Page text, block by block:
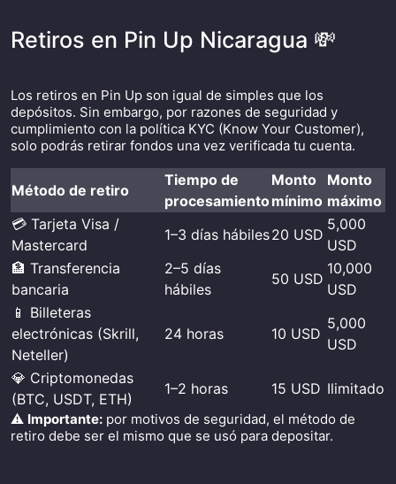
Retiros en Pin Up Nicaragua 💸
Los retiros en Pin Up son igual de simples que los
depósitos. Sin embargo, por razones de seguridad y
cumplimiento con la política KYC (Know Your Customer),
solo podrás retirar fondos una vez verificada tu cuenta.
Método de retiro
Tiempo de
procesamiento
Monto
mínimo
Monto
máximo
💳 Tarjeta Visa /
Mastercard
1–3 días hábiles20 USD
5,000
USD
🏦 Transferencia
bancaria
2–5 días
hábiles
50 USD
10,000
USD
📱 Billeteras
electrónicas (Skrill,
Neteller)
24 horas 10 USD
5,000
USD
💎 Criptomonedas
(BTC, USDT, ETH)
1–2 horas 15 USD Ilimitado
⚠️ Importante: por motivos de seguridad, el método de
retiro debe ser el mismo que se usó para depositar.